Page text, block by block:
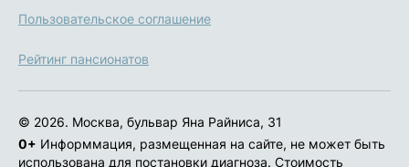
Пользовательское соглашение
Рейтинг пансионатов
© 2026. Москва, бульвар Яна Райниса, 31
0+ Информмация, размещенная на сайте, не может быть
использована для постановки диагноза. Стоимость